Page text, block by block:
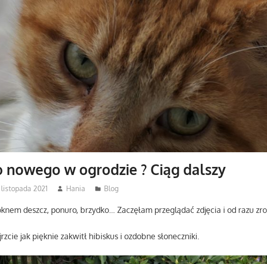
nowego w ogrodzie ? Ciąg dalszy
2021 Hania Blog
deszcz, ponuro, brzydko… Zaczęłam przeglądać zdjęcia i od razu
jak pięknie zakwitł hibiskus i ozdobne słoneczniki.